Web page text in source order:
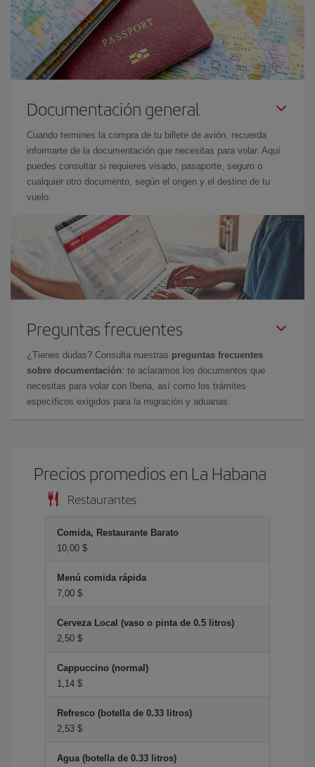
Documentación general
Cuando termines la compra de tu billete de avión, recuerda
informarte de la documentación que necesitas para volar. Aquí
puedes consultar si requieres visado, pasaporte, seguro o
cualquier otro documento, según el origen y el destino de tu
vuelo.
Preguntas frecuentes
¿Tienes dudas? Consulta nuestras preguntas frecuentes
sobre documentación: te aclaramos los documentos que
necesitas para volar con Iberia, así como los trámites
específicos exigidos para la migración y aduanas.
Precios promedios en La Habana
Restaurantes
Comida, Restaurante Barato
10,00 $
Menú comida rápida
7,00 $
Cerveza Local (vaso o pinta de 0.5 litros)
2,50 $
Cappuccino (normal)
1,14 $
Refresco (botella de 0.33 litros)
2,53 $
Agua (botella de 0.33 litros)